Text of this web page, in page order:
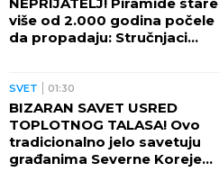
NEPRIJATELJ! Piramide stare
više od 2.000 godina počele
da propadaju: Stručnjaci
SVET 01:30
BIZARAN SAVET USRED
TOPLOTNOG TALASA! Ovo
tradicionalno jelo savetuju
građanima Severne Koreje